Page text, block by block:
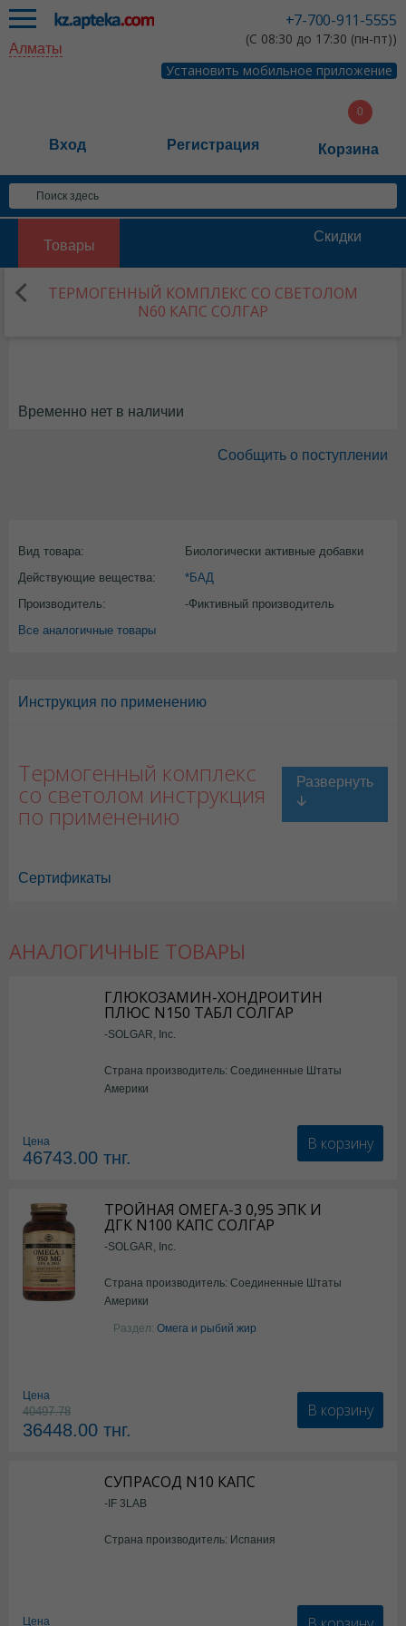
+7-700-911-5555
(С 08:30 до 17:30 (пн-пт))
Установить мобильное приложение
Алматы
Вход Регистрация Корзина
Товары
Скидки
ТЕРМОГЕННЫЙ КОМПЛЕКС СО СВЕТОЛОМ
N60 КАПС СОЛГАР
Временно нет в наличии
Сообщить о поступлении
Вид товара:
Биологически активные добавки
Действующие вещества:
*БАД
Производитель:
-Фиктивный производитель
Все аналогичные товары
Инструкция по применению
Термогенный комплекс
со светолом инструкция
по применению
Сертификаты
АНАЛОГИЧНЫЕ ТОВАРЫ
ГЛЮКОЗАМИН-ХОНДРОИТИН
ПЛЮС N150 ТАБЛ СОЛГАР
-SOLGAR, Inc.
Страна производитель: Соединенные Штаты
Америки
Цена
46743.00 тнг.
В корзину
ТРОЙНАЯ ОМЕГА-3 0,95 ЭПК И
ДГК N100 КАПС СОЛГАР
-SOLGAR, Inc.
Страна производитель: Соединенные Штаты
Америки
Раздел: Омега и рыбий жир
Цена
40497.78
36448.00 тнг.
В корзину
СУПРАСОД N10 КАПС
-IF 3LAB
Страна производитель: Испания
Цена